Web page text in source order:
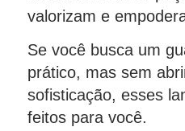
valorizam e
Se você busca um
prático, mas sem
sofisticação, esses
feitos para você.